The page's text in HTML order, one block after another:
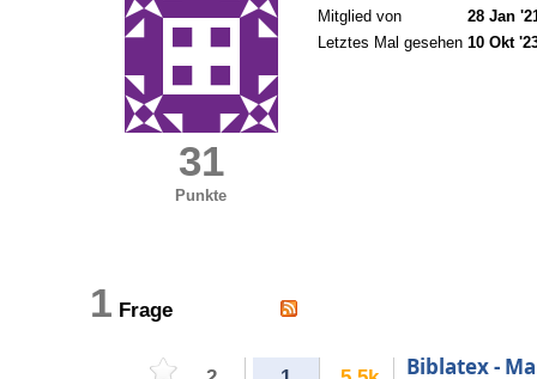
31
Punkte
Mitglied von
28 Jan
Letztes Mal gesehen 10 Okt
1 Frage
Biblatex -